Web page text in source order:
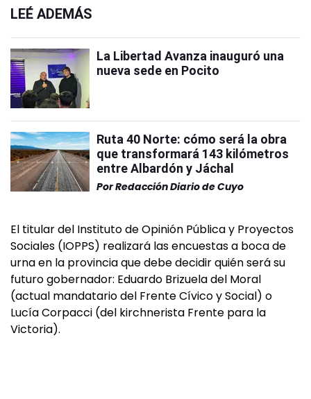
LEÉ ADEMÁS
La Libertad Avanza inauguró una
nueva sede en Pocito
Ruta 40 Norte: cómo será la obra
que transformará 143 kilómetros
entre Albardón y Jáchal
PorRedacción Diario de Cuyo
El titular del Instituto de Opinión Pública y Proyectos
Sociales (IOPPS) realizará las encuestas a boca de
urna en la provincia que debe decidir quién será su
futuro gobernador: Eduardo Brizuela del Moral
(actual mandatario del Frente Cívico y Social) o
Lucía Corpacci (del kirchnerista Frente para la
Victoria).